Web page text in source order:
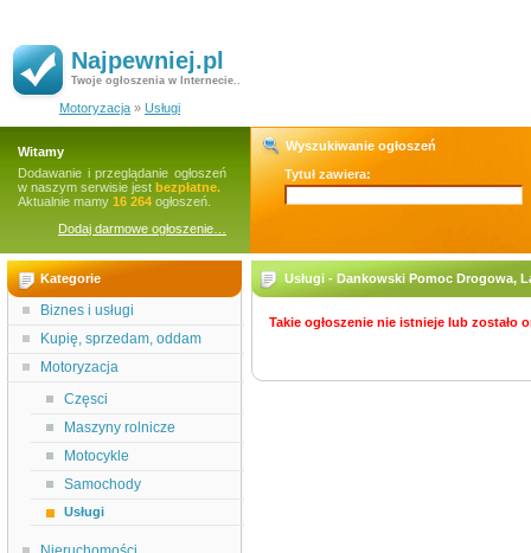
Najpewniej.pl
Twoje ogłoszenia w Internecie..
Motoryzacja » Usługi
Witamy
Dodawanie i przeglądanie ogłoszeń
w naszym serwisie jest bezpłatne.
Aktualnie mamy 16 264 ogłoszeń.
Dodaj darmowe ogłoszenie…
Wyszukiwanie ogłoszeń
Tytuł zawiera:
Kategorie
Biznes i usługi
Kupię, sprzedam, oddam
Motoryzacja
Częsci
Maszyny rolnicze
Motocykle
Samochody
Usługi
Usługi - Dankowski Pomoc Drogowa,
Takie ogłoszenie nie istnieje lub zostało